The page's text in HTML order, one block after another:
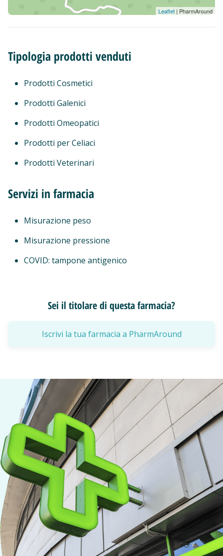
Leaflet | PharmAround
Tipologia prodotti venduti
Prodotti Cosmetici
Prodotti Galenici
Prodotti Omeopatici
Prodotti per Celiaci
Prodotti Veterinari
Servizi in farmacia
Misurazione peso
Misurazione pressione
COVID: tampone antigenico
Sei il titolare di questa farmacia?
Iscrivi la tua farmacia a PharmAround